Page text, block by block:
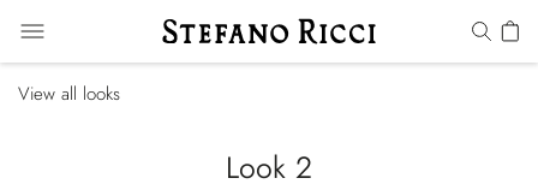
View all looks
Look 2